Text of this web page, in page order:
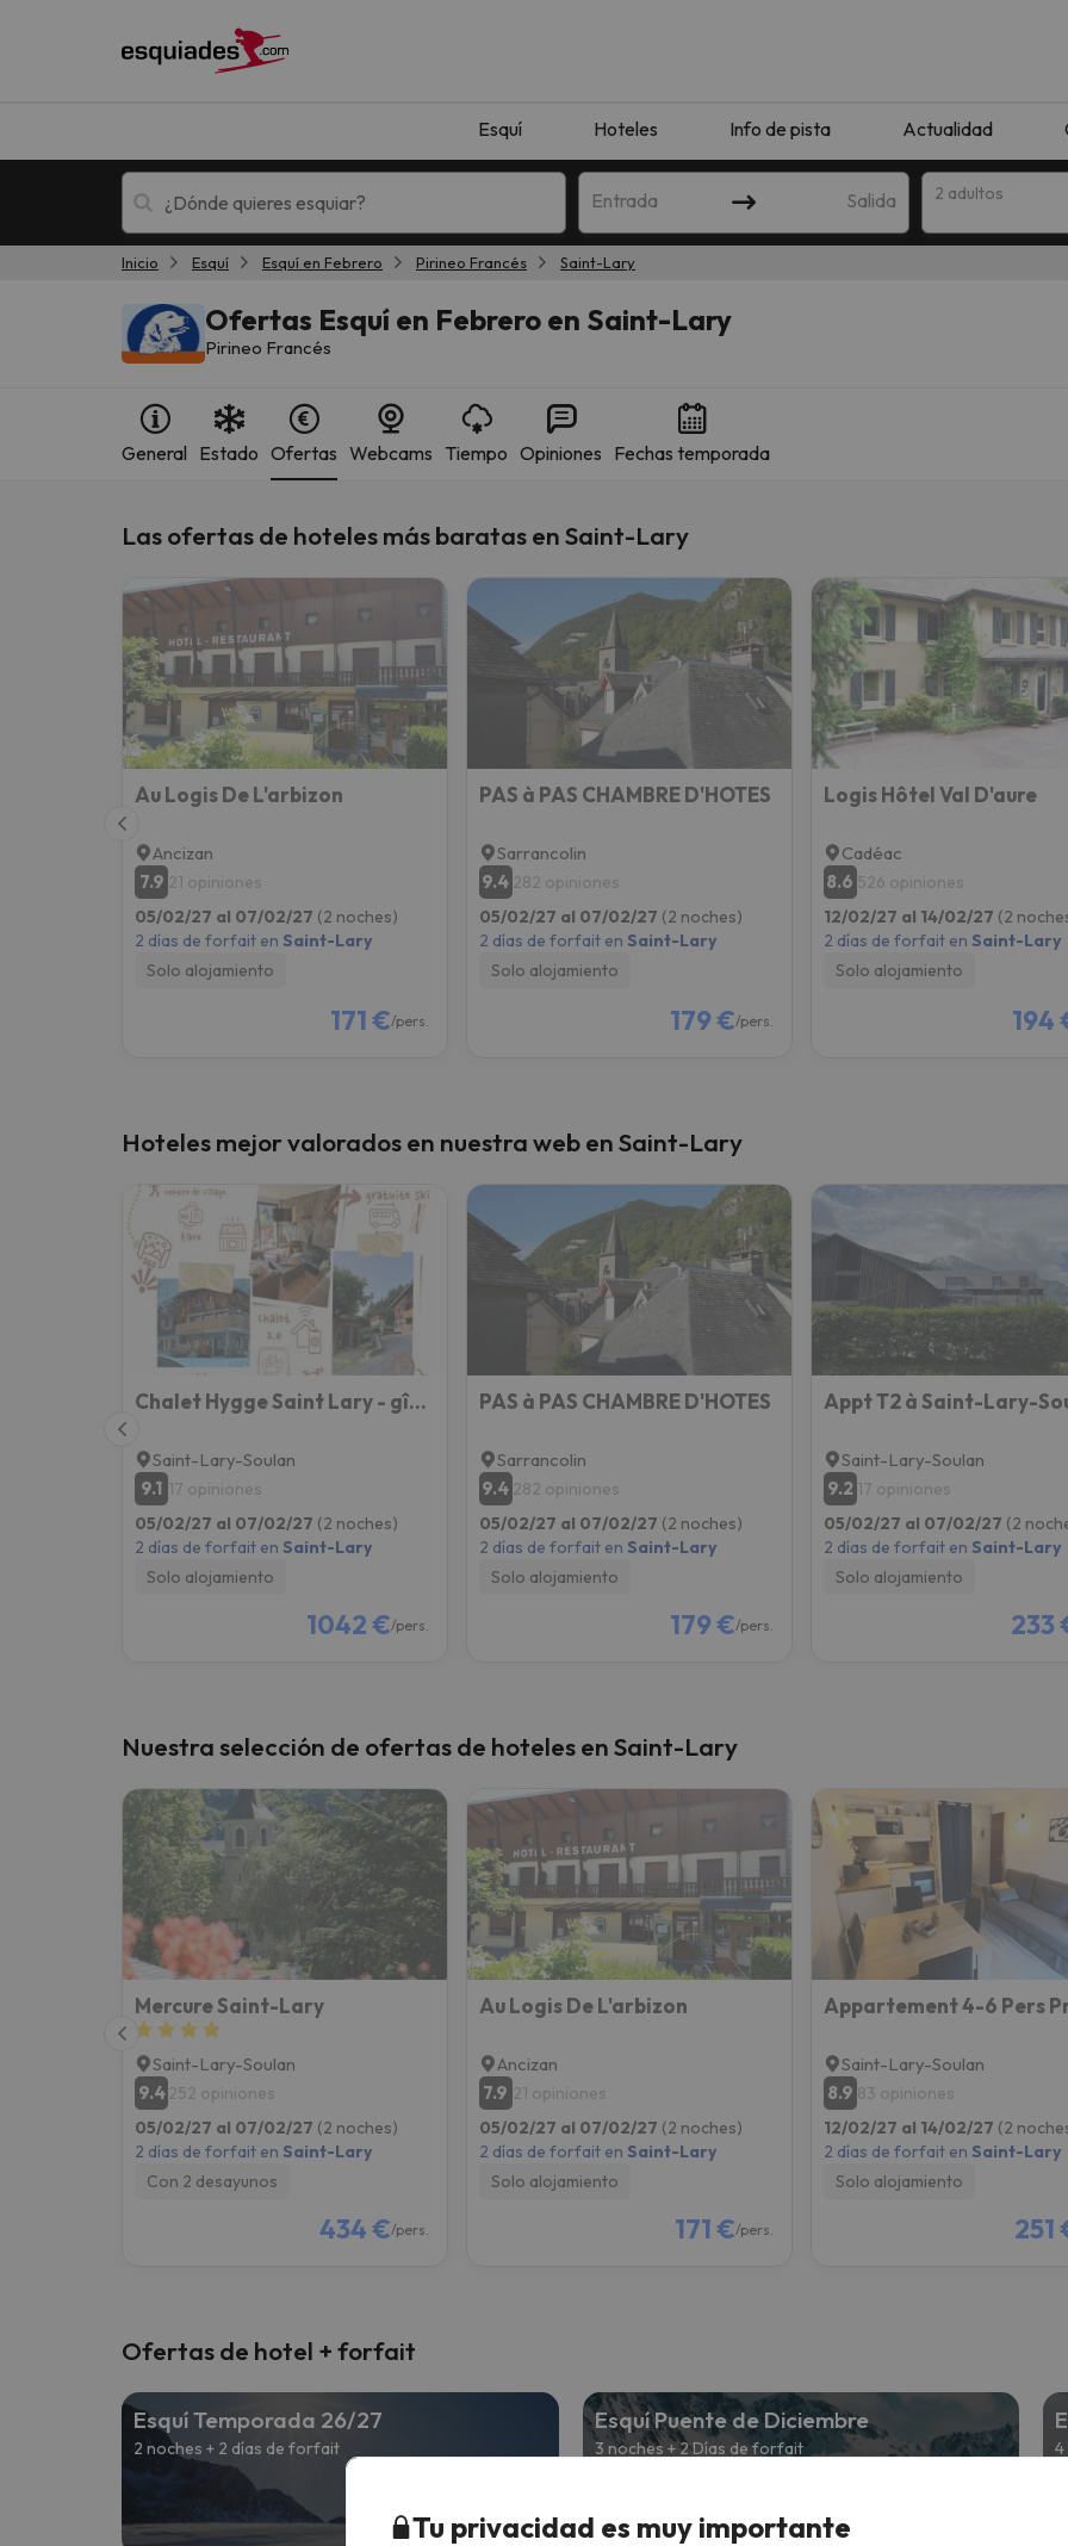
Esquí Hoteles Info de pista Actualidad
Entrada Salida 2 adultos
Esquí Escapadas
¡Vaya! Parece que nuestro buscador ha perdido el norte. En cuanto encuentre su brújula vuelve.
Inicio Esquí Esquí en Febrero Pirineo Francés Saint-Lary
Ofertas Esquí en Febrero en Saint-Lary
Pirineo Francés
General Estado Ofertas Webcams Tiempo Opiniones Fechas temporada
Las ofertas de hoteles más baratas en Saint-Lary
Au Logis De L'arbizon
Ancizan
7.9 21 opiniones
05/02/27 al 07/02/27 (2 noches)
2 días de forfait en Saint-Lary
Solo alojamiento
171 €/pers.
PAS à PAS CHAMBRE D'HOTES
Sarrancolin
9.4 282 opiniones
05/02/27 al 07/02/27 (2 noches)
2 días de forfait en Saint-Lary
Solo alojamiento
179 €/pers.
Logis Hôtel Val D'aure
Cadéac
8.6 526 opiniones
12/02/27 al 14/02/27 (2
2 días de forfait en Saint-Lary
Solo alojamiento
194
Hoteles mejor valorados en nuestra web en Saint-Lary
Chalet Hygge Saint Lary - gîtes de standing en coeur de village des Pyrénées
Saint-Lary-Soulan
9.1 17 opiniones
05/02/27 al 07/02/27 (2 noches)
2 días de forfait en Saint-Lary
Solo alojamiento
1042 €/pers.
PAS à PAS CHAMBRE D'HOTES
Sarrancolin
9.4 282 opiniones
05/02/27 al 07/02/27 (2 noches)
2 días de forfait en Saint-Lary
Solo alojamiento
179 €/pers.
Saint-Lary-Soulan
9.2 17 opiniones
05/02/27 al 07/02/27 (2
2 días de forfait en Saint-Lary
Solo alojamiento
233
Nuestra selección de ofertas de hoteles en Saint-Lary
Mercure Saint-Lary
Saint-Lary-Soulan
9.4252 opiniones
05/02/27 al 07/02/27 (2 noches)
2 días de forfait en Saint-Lary
Con 2 desayunos
434 €/pers.
Au Logis De L'arbizon
Ancizan
7.9 21 opiniones
05/02/27 al 07/02/27 (2 noches)
2 días de forfait en Saint-Lary
Solo alojamiento
171 €/pers.
Saint-Lary-Soulan
8.9 83 opiniones
12/02/27 al 14/02/27 (2
2 días de forfait en Saint-Lary
Solo alojamiento
251
Ofertas de hotel + forfait
Esquí Temporada 26/27
2 noches + 2 días de forfait
141 €
Esquí Puente de Diciembre
3 noches + 2 Días de forfait
Tu privacidad es muy importante